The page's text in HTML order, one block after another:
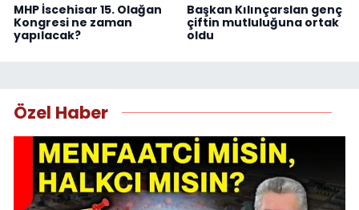
MHP İscehisar 15. Olağan
Kongresi ne zaman
yapılacak?
Başkan Kılınçarslan genç
çiftin mutluluğuna ortak
oldu
Özel Haber